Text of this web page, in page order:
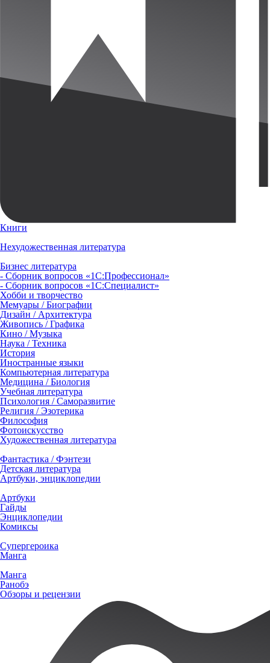
Книги
Нехудожественная литература
Бизнес литература
- Сборник вопросов «1С:Профессионал»
- Сборник вопросов «1С:Специалист»
Хобби и творчество
Мемуары / Биографии
Дизайн / Архитектура
Живопись / Графика
Кино / Музыка
Наука / Техника
История
Иностранные языки
Компьютерная литература
Медицина / Биология
Учебная литература
Психология / Саморазвитие
Религия / Эзотерика
Философия
Фотоискусство
Художественная литература
Фантастика / Фэнтези
Детская литература
Артбуки, энциклопедии
Артбуки
Гайды
Энциклопедии
Комиксы
Супергероика
Манга
Манга
Ранобэ
Обзоры и рецензии